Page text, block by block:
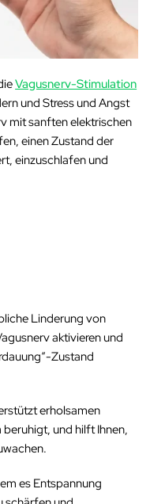
Vagusnerv-Stimulation
und Stress und Angst
mit sanften elektrischen
einen Zustand der
einzuschlafen und
Linderung von
aktivieren und
Zustand
erholsamen
und hilft Ihnen,
es Entspannung